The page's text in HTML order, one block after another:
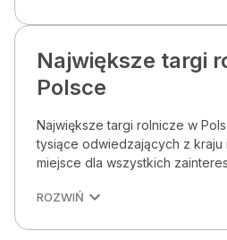
Największe targi
Polsce
Największe targi rolnicze w
tysiące odwiedzających z kraju
miejsce dla wszystkich
ROZWIŃ